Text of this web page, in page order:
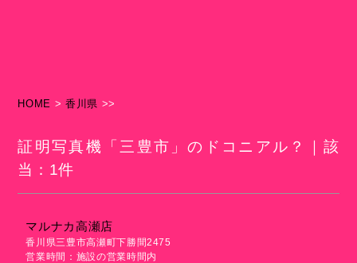
HOME > 香川県 >>
証明写真機「三豊市」のドコニアル？｜該
当：1件
マルナカ高瀬店
香川県三豊市高瀬町下勝間2475
営業時間：施設の営業時間内